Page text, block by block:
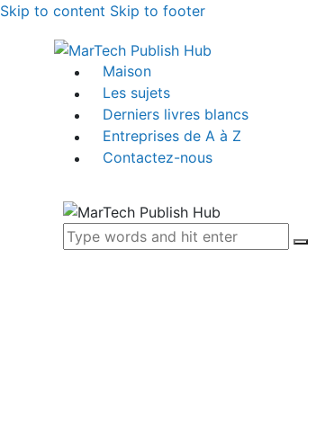
Skip to content Skip to footer
Maison
Les sujets
Derniers livres blancs
Entreprises de A à Z
Contactez-nous